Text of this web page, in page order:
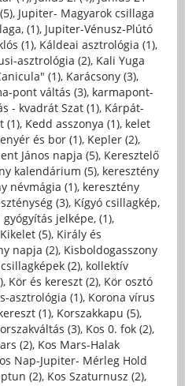
, Jupiter- Magyarok csillaga
(1), Jupiter-Vénusz-Plútó
(1), Káldeai asztrológia (1),
asztrológia (2), Kali Yuga
(1), Karácsony (3),
pont váltás (3), karmapont-
- kvadrát Szat (1), Kárpát-
(1), Kedd asszonya (1), kelet
és bor (1), Kepler (2),
János napja (5), Keresztelő
kalendárium (5), keresztény
névmágia (1), keresztény
(3), Kígyó csillagkép,
jelképe, (1),
Kikelet (5), Király és
napja (2), Kisboldogasszony
(2), kollektív
, Kör és kereszt (2), Kör osztó
asztrológia (1), Korona vírus
(1), Korszakkapu (5),
(3), Kos 0. fok (2),
(2), Kos Mars-Halak
Nap-Jupiter- Mérleg Hold
(2), Kos Szaturnusz (2),